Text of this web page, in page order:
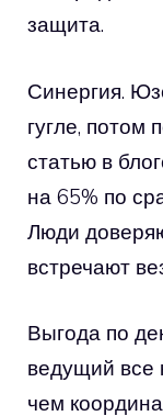
защита.
Синергия.
гугле, потом
статью в
на 65% по
Люди
встречают
Выгода по
ведущий все
чем